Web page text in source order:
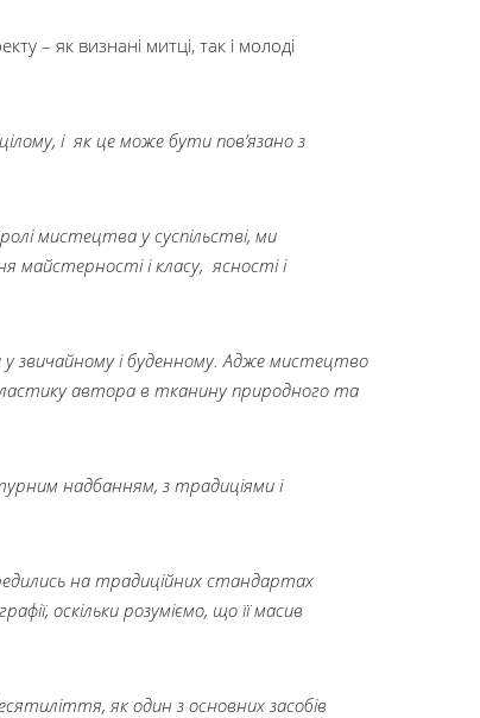
– як визнані митці, так і молоді
і як це може бути пов’язано з
мистецтва у суспільстві, ми
майстерності і класу, ясності і
звичайному і буденному. Адже мистецтво
автора в тканину природного та
надбанням, з традиціями і
на традиційних стандартах
оскільки розуміємо, що її масив
як один з основних засобів